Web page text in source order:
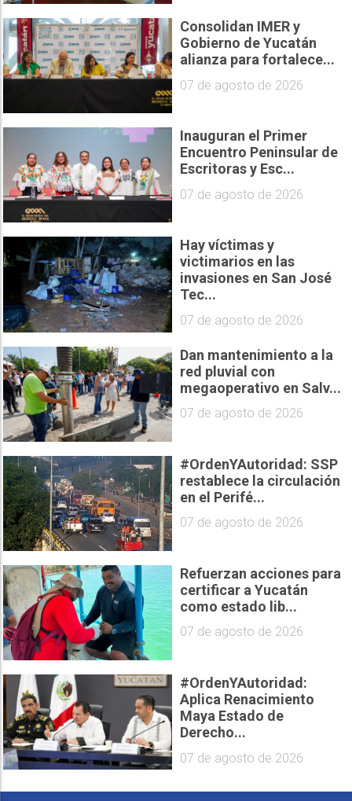
Consolidan IMER y
Gobierno de Yucatán
alianza para fortalece...
07 de agosto de 2026
Inauguran el Primer
Encuentro Peninsular de
Escritoras y Esc...
07 de agosto de 2026
Hay víctimas y
victimarios en las
invasiones en San José
Tec...
07 de agosto de 2026
Dan mantenimiento a la
red pluvial con
megaoperativo en Salv...
07 de agosto de 2026
#OrdenYAutoridad: SSP
restablece la circulación
en el Perifé...
07 de agosto de 2026
Refuerzan acciones para
certificar a Yucatán
como estado lib...
07 de agosto de 2026
#OrdenYAutoridad:
Aplica Renacimiento
Maya Estado de
Derecho...
07 de agosto de 2026